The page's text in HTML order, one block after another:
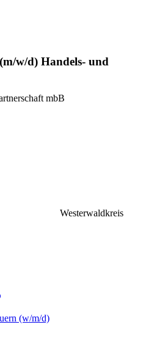
w/d) Handels- und
mbB
Westerwaldkreis
(w/m/d)